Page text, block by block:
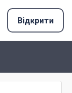
Відкрити